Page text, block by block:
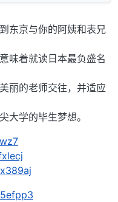
东京与你的阿姨和表兄
味着就读日本最负盛名
丽的老师交往，并适应
大学的毕生梦想。​